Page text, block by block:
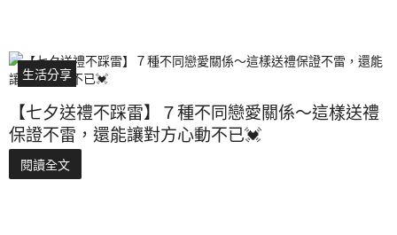
生活分享
【七夕送禮不踩雷】７種不同戀愛關係～這樣送禮
保證不雷，還能讓對方心動不已💓
閱讀全文